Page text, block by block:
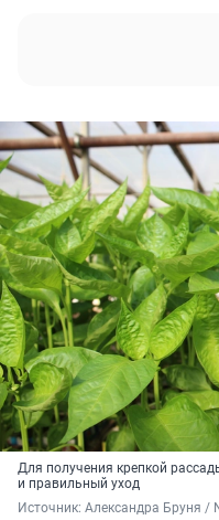
Для получения крепкой
и правильный уход
Источник: Александра Бруня /